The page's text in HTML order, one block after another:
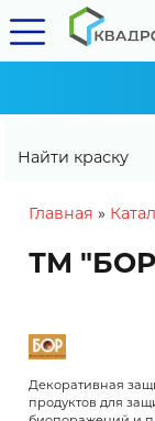
Найти краску
You are
Главная »
ТМ
Декоративная
продуктов для